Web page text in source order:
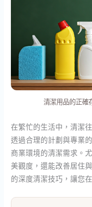
清潔用品的正確
在繁忙的生活中，清潔
透過合理的計劃與專業
商業環境的清潔需求。
美觀度，還能改善居住
的深度清潔技巧，讓您